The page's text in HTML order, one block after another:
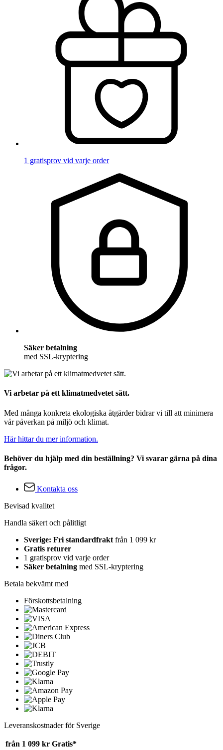
1 gratisprov vid varje order
Säker betalning
med SSL-kryptering
Vi arbetar på ett klimatmedvetet sätt.
Med många konkreta ekologiska åtgärder bidrar vi till att minimera
vår påverkan på miljö och klimat.
Här hittar du mer information.
Behöver du hjälp med din beställning? Vi svarar gärna på dina
frågor.
Kontakta oss
Bevisad kvalitet
Handla säkert och pålitligt
Sverige: Fri standardfrakt från 1 099 kr
Gratis returer
1 gratisprov vid varje order
Säker betalning med SSL-kryptering
Betala bekvämt med
Förskottsbetalning
Leveranskostnader för Sverige
från 1 099 kr Gratis*